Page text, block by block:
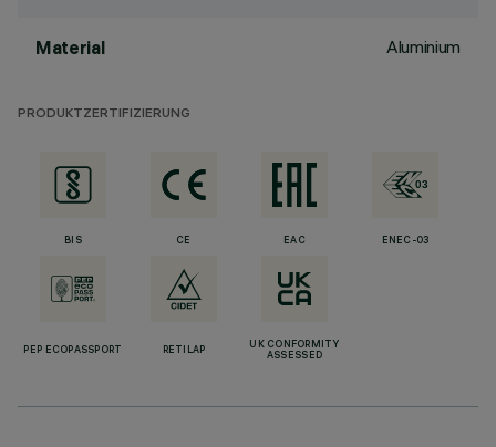
Material Aluminium
PRODUKTZERTIFIZIERUNG
BIS CE EAC ENEC-03
PEP ECOPASSPORT RETILAP
UK CONFORMITY
ASSESSED